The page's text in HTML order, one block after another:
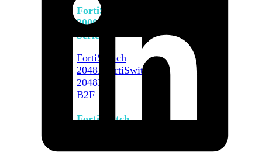
FortiSwitch
2000
Series
FortiSwitch
2048F
FortiSwitch
2048F-
B2F
FortiSwitch